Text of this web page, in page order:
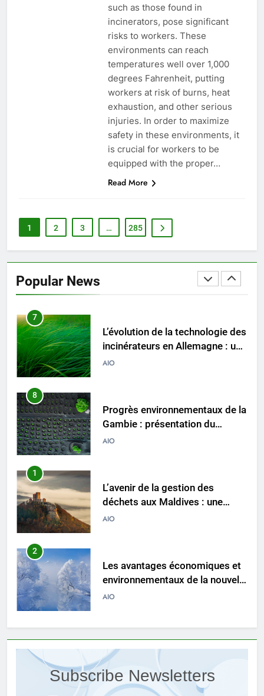
such as those found in
incinerators, pose significant
risks to workers. These
environments can reach
temperatures well over 1,000
degrees Fahrenheit, putting
workers at risk of burns, heat
exhaustion, and other serious
injuries. In order to maximize
safety in these environments, it
is crucial for workers to be
equipped with the proper…
Read More
1 2 3 … 285
Popular News
Examen des avantages
économiques et
environnementaux du nouvel
incinérateur du Liechtenstein
AIO
Réduire l’impact
environnemental : comment
l’incinérateur du Lesotho ouvre
la voie en matière de gestion
durable des déchets
Regard intérieur sur le projet
gouvernement et
préoccupations du public
6
d’incinérateur : comment Haïti
ouvre la voie en matière
7
L’évolution de la technologie des
incinérateurs en Allemagne : un
regard vers l’avenir
AIO
8
Progrès environnementaux de la
Gambie : présentation du
nouveau système d’incinération
AIO
1
L’avenir de la gestion des
déchets aux Maldives : une
solution d’incinération ?
AIO
2
Les avantages économiques et
environnementaux de la nouvelle
technologie d’incinération
AIO
3
économiques et
environnementaux du nouvel
incinérateur du Liechtenstein
AIO
Subscribe Newsletters